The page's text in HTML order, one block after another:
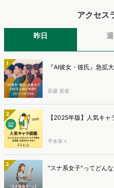
ようにして市場理解をし
す。新商品開発関連担当
ウンロードできます。
アクセス
昨日
1 『AI彼女・彼氏』急拡
新藤 英俊
2 【2025年版】人気キ
平本寧々
3 "スナ系女子"ってどん